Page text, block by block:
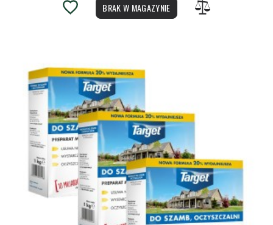
BRAK W MAGAZYNIE